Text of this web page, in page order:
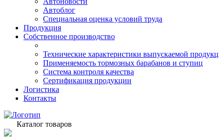
Автоблог
Специальная оценка условий труда
Продукция
Собственное производство
Технические характеристики выпускаемой
Применяемость тормозных барабанов и ступиц
Система контроля качества
Сертификация продукции
Логистика
Контакты
Каталог товаров